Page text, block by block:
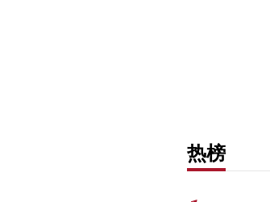
热榜